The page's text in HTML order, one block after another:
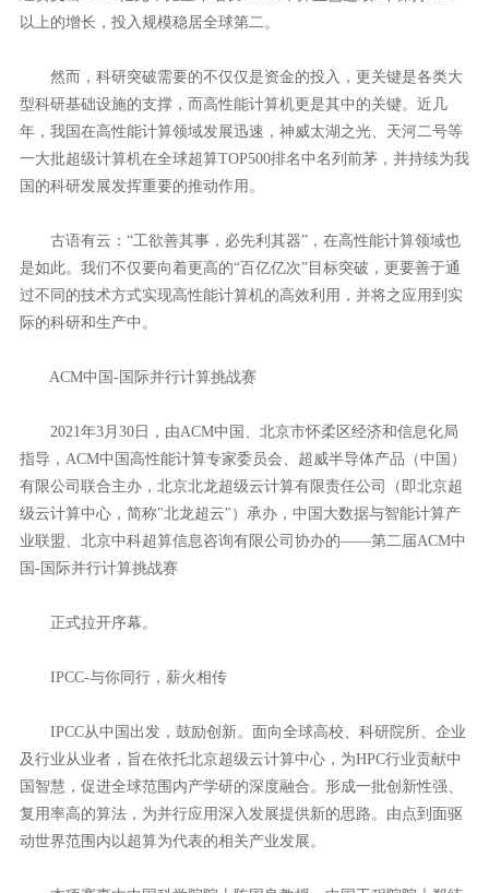
以上的增长，投入规模稳居全球第二。
然而，科研突破需要的不仅仅是资金的投入，更关键是各类大
型科研基础设施的支撑，而高性能计算机更是其中的关键。近几
年，我国在高性能计算领域发展迅速，神威太湖之光、天河二号等
一大批超级计算机在全球超算TOP500排名中名列前茅，并持续为我
国的科研发展发挥重要的推动作用。
古语有云：“工欲善其事，必先利其器”，在高性能计算领域也
是如此。我们不仅要向着更高的“百亿亿次”目标突破，更要善于通
过不同的技术方式实现高性能计算机的高效利用，并将之应用到实
际的科研和生产中。
ACM中国-国际并行计算挑战赛
2021年3月30日，由ACM中国、北京市怀柔区经济和信息化局
指导，ACM中国高性能计算专家委员会、超威半导体产品（中国）
有限公司联合主办，北京北龙超级云计算有限责任公司（即北京超
级云计算中心，简称"北龙超云"）承办，中国大数据与智能计算产
业联盟、北京中科超算信息咨询有限公司协办的——第二届ACM中
国-国际并行计算挑战赛
正式拉开序幕。
IPCC-与你同行，薪火相传
IPCC从中国出发，鼓励创新。面向全球高校、科研院所、企业
及行业从业者，旨在依托北京超级云计算中心，为HPC行业贡献中
国智慧，促进全球范围内产学研的深度融合。形成一批创新性强、
复用率高的算法，为并行应用深入发展提供新的思路。由点到面驱
动世界范围内以超算为代表的相关产业发展。